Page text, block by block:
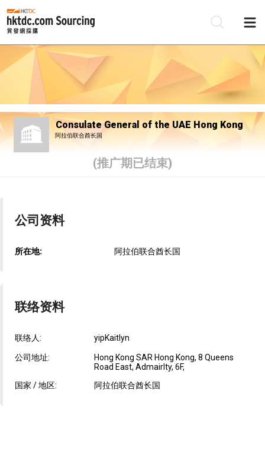
Consulate General of the UAE Hong Kong
阿拉伯联合酋长国
(推广期已结束)
公司资料
所在地: 阿拉伯联合酋长国
联络资料
联络人: yipKaitlyn
公司地址:
Hong Kong SAR Hong Kong, 8 Queens
Road East, Admairlty, 6F,
国家 / 地区:
阿拉伯联合酋长国